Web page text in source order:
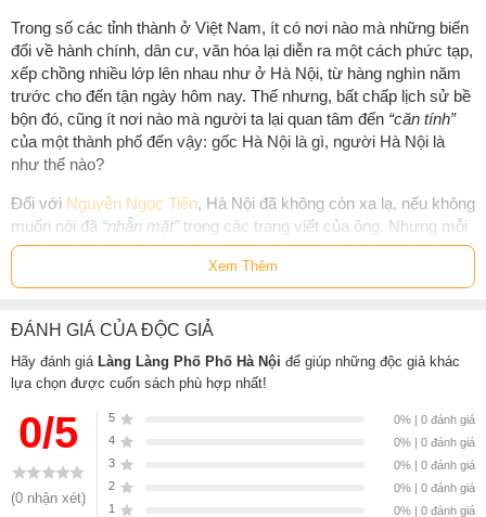
Trong số các tỉnh thành ở Việt Nam, ít có nơi nào mà những biến
đổi về hành chính, dân cư, văn hóa lại diễn ra một cách phức tạp,
xếp chồng nhiều lớp lên nhau như ở Hà Nội, từ hàng nghìn năm
trước cho đến tận ngày hôm nay. Thế nhưng, bất chấp lịch sử bề
bộn đó, cũng ít nơi nào mà người ta lại quan tâm đến “căn tính”
của một thành phố đến vậy: gốc Hà Nội là gì, người Hà Nội là
như thế nào?
Đối với Nguyễn Ngọc Tiến, Hà Nội đã không còn xa lạ, nếu không
muốn nói đã “nhẵn mặt” trong các trang viết của ông. Nhưng mỗi
lần đi, thấy và viết về Hà Nội, Nguyễn Ngọc Tiến luôn gợi mở
những góc nhìn rất mới, rất lạ và thú vị. Trong cuốn sách lần này,
Làng làng phố phố Hà Nội,đó là hình ảnh một thành phố vừa quê
mùa, cổ kính với các lễ hội, các làng nghề truyền thống, vừa hiện
đại, phồn hoa khi từng là kinh đô của các triều đại phong kiến, là
thủ phủ của Liên bang Đông Dương thuộc Pháp, và là thủ đô của
nước Việt Nam hôm nay. Làng và phố vừa tương phản với nhau,
vừa song song tồn tại làm nên diện mạo rất đặc biệt của Hà Nội,
mà nếu thiếu đi một, hoặc nếu cố tình loại bỏ một, thì đó không
còn là Hà Nội.
“Trong cuốn sách lần này -
- tôi đã
Xem Thêm
ĐÁNH GIÁ CỦA ĐỘC GIẢ
Hãy đánh giá Làng Làng Phố Phố Hà Nội để giúp những độc giả khác
lựa chọn được cuốn sách phù hợp nhất!
0/5
(0 nhận xét)
5
0% | 0 đánh giá
4
0% | 0 đánh giá
3
0% | 0 đánh giá
2
0% | 0 đánh giá
1
0% | 0 đánh giá